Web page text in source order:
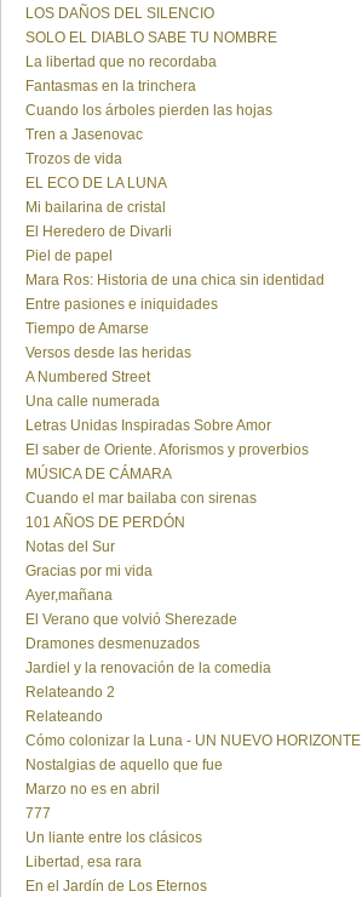
LOS DAÑOS DEL SILENCIO
SOLO EL DIABLO SABE TU NOMBRE
La libertad que no recordaba
Fantasmas en la trinchera
Cuando los árboles pierden las hojas
Tren a Jasenovac
Trozos de vida
EL ECO DE LA LUNA
Mi bailarina de cristal
El Heredero de Divarli
Piel de papel
Mara Ros: Historia de una chica sin identidad
Entre pasiones e iniquidades
Tiempo de Amarse
Versos desde las heridas
A Numbered Street
Una calle numerada
Letras Unidas Inspiradas Sobre Amor
El saber de Oriente. Aforismos y proverbios
MÚSICA DE CÁMARA
Cuando el mar bailaba con sirenas
101 AÑOS DE PERDÓN
Notas del Sur
Gracias por mi vida
Ayer,mañana
El Verano que volvió Sherezade
Dramones desmenuzados
Jardiel y la renovación de la comedia
Relateando 2
Relateando
Cómo colonizar la Luna - UN NUEVO HORIZONTE
Nostalgias de aquello que fue
Marzo no es en abril
777
Un liante entre los clásicos
Libertad, esa rara
En el Jardín de Los Eternos